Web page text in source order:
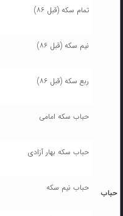
تمام سکه (قبل ۸۶)
نیم سکه (قبل ۸۶)
ربع سکه (قبل ۸۶)
حباب
حباب سکه امامی
حباب سکه بهار آزادی
حباب نیم سکه